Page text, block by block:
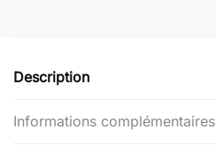
Description
Informations complémentaires